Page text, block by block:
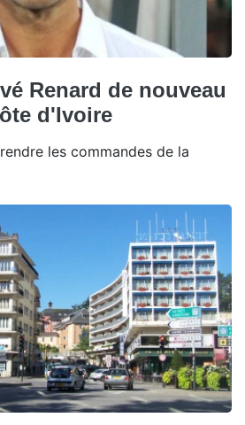
Renard de nouveau
d'Ivoire
les commandes de la